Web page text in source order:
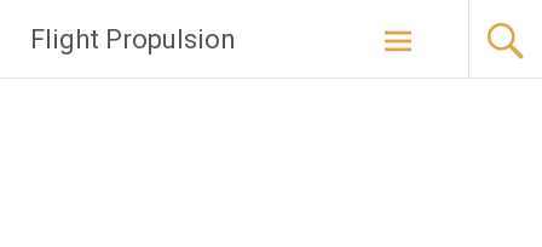
Inhalt
springen
Flight Propulsion